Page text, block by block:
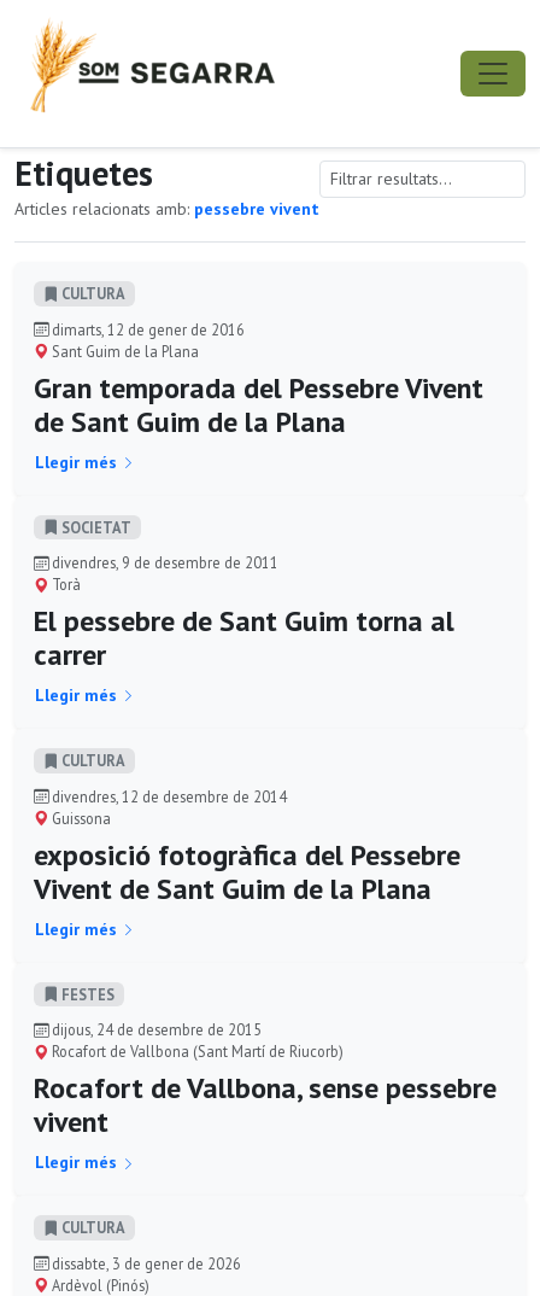
Etiquetes
Articles relacionats amb: pessebre vivent
CULTURA
dimarts, 12 de gener de 2016
Sant Guim de la Plana
Gran temporada del Pessebre Vivent
de Sant Guim de la Plana
Llegir més
SOCIETAT
divendres, 9 de desembre de 2011
Torà
El pessebre de Sant Guim torna al
carrer
Llegir més
CULTURA
divendres, 12 de desembre de 2014
Guissona
exposició fotogràfica del Pessebre
Vivent de Sant Guim de la Plana
Llegir més
FESTES
dijous, 24 de desembre de 2015
Rocafort de Vallbona (Sant Martí de Riucorb)
Rocafort de Vallbona, sense pessebre
vivent
Llegir més
CULTURA
dissabte, 3 de gener de 2026
Ardèvol (Pinós)